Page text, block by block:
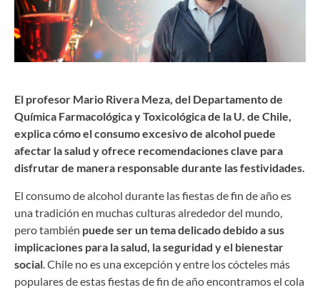
El profesor Mario Rivera Meza, del Departamento de
Química Farmacológica y Toxicológica de la U. de Chile,
explica cómo el consumo excesivo de alcohol puede
afectar la salud y ofrece recomendaciones clave para
disfrutar de manera responsable durante las festividades.
El consumo de alcohol durante las fiestas de fin de año es
una tradición en muchas culturas alrededor del mundo,
pero también puede ser un tema delicado debido a sus
implicaciones para la salud, la seguridad y el bienestar
social . Chile no es una excepción y entre los cócteles más
populares de estas fiestas de fin de año encontramos el cola